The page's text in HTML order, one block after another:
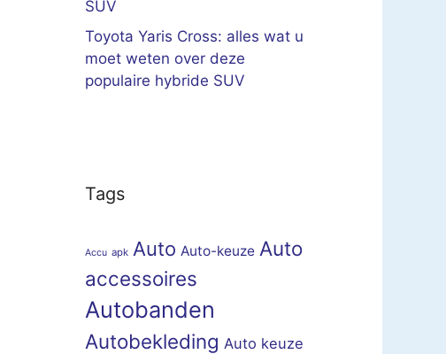
SUV
Toyota Yaris Cross: alles wat u
moet weten over deze
populaire hybride SUV
Tags
Accu apk Auto Auto-keuze Auto
accessoires
Autobanden
Autobekleding Auto keuze